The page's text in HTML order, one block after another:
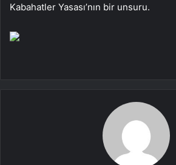
Kabahatler Yasası’nın bir unsuru.